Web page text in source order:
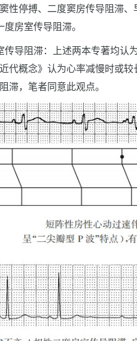
性停搏、二度窦房传导阻滞
房室传导阻滞。
传导阻滞：上述两本专著均认
近代概念》认为心率减慢时或
滞，笔者同意此观点。